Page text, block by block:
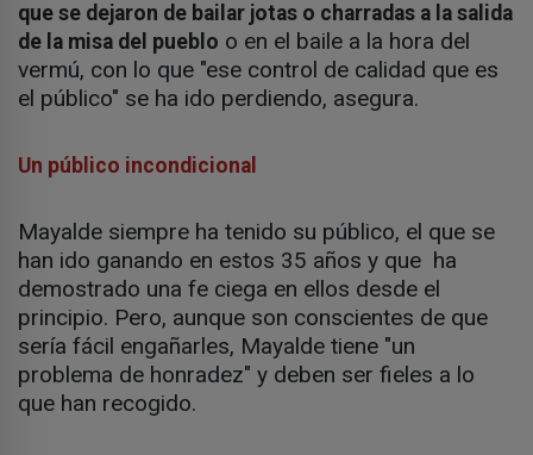
que se dejaron de bailar jotas o charradas a la salida
de la misa del pueblo o en el baile a la hora del
vermú, con lo que "ese control de calidad que es
el público" se ha ido perdiendo, asegura.
Un público incondicional
Mayalde siempre ha tenido su público, el que se
han ido ganando en estos 35 años y que ha
demostrado una fe ciega en ellos desde el
principio. Pero, aunque son conscientes de que
sería fácil engañarles, Mayalde tiene "un
problema de honradez" y deben ser fieles a lo
que han recogido.